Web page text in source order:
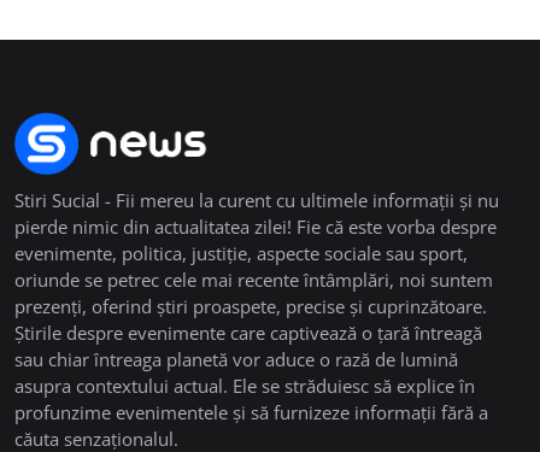
Stiri Sucial - Fii mereu la curent cu ultimele informații și nu
pierde nimic din actualitatea zilei! Fie că este vorba despre
evenimente, politica, justiție, aspecte sociale sau sport,
oriunde se petrec cele mai recente întâmplări, noi suntem
prezenți, oferind știri proaspete, precise și cuprinzătoare.
Știrile despre evenimente care captivează o țară întreagă
sau chiar întreaga planetă vor aduce o rază de lumină
asupra contextului actual. Ele se străduiesc să explice în
profunzime evenimentele și să furnizeze informații fără a
căuta senzaționalul.